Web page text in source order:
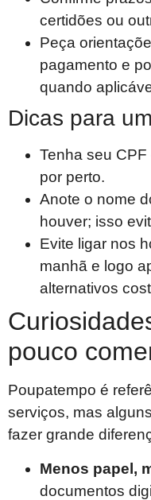
certidões ou
Peça
pagamento e
quando
Dicas para
Tenha seu
por perto.
Anote o nome
houver; isso
Evite ligar nos
manhã e logo
alternativos
pouco
Poupatempo é
serviços, mas
fazer grande
Menos papel,
documentos